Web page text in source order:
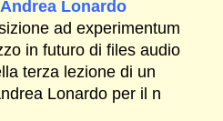
Lonardo
ad experimentum
in futuro di files audio
terza lezione di un
Lonardo per il n